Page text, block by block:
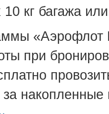
кг багажа
«Аэрофлот
при
за